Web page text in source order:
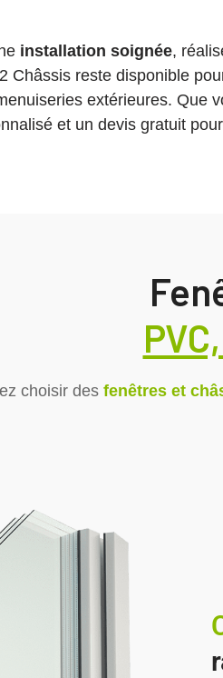
installation soignée,
Châssis reste disponible
extérieures. Que
et un devis gratuit
choisir des fenêtres et